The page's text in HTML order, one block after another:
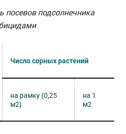
посевов подсолнечника
Число сорных растений
на рамку (0,25
м2)
на 1
м2